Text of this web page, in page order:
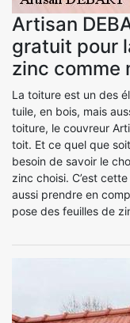
Artisan
gratuit pour
zinc comme
La toiture est un des
tuile, en bois, mais
toiture, le couvreur
toit. Et ce quel que
besoin de savoir le
zinc choisi. C’est
aussi prendre en
pose des feuilles de